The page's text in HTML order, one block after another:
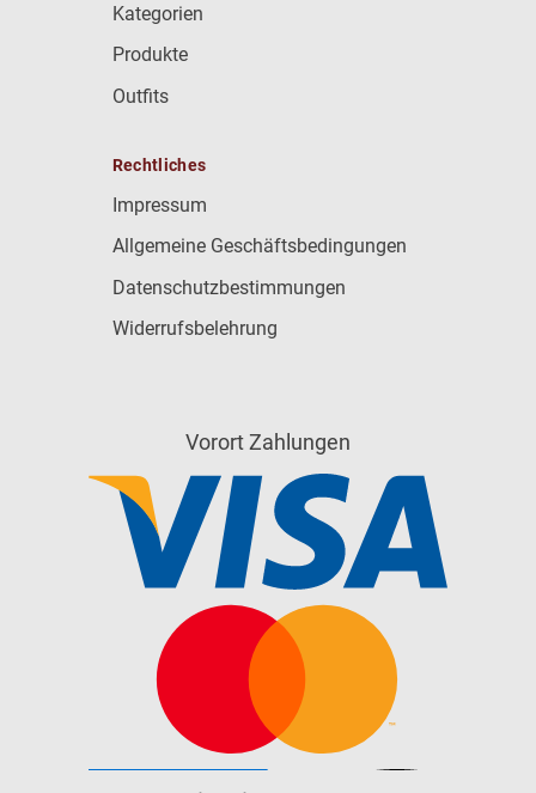
Kategorien
Produkte
Outfits
Rechtliches
Impressum
Allgemeine Geschäftsbedingungen
Datenschutzbestimmungen
Widerrufsbelehrung
Vorort Zahlungen